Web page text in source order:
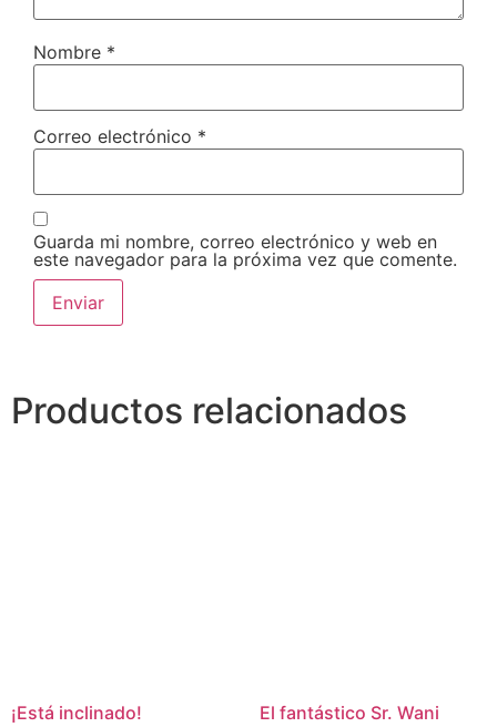
Nombre *
Correo electrónico *
Guarda mi nombre, correo electrónico y web en
este navegador para la próxima vez que comente.
Productos relacionados
¡Está inclinado! El fantástico Sr. Wani